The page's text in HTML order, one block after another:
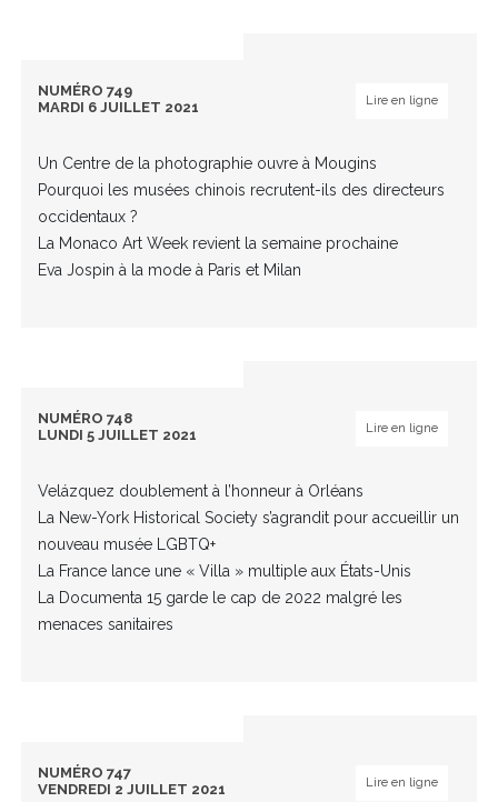
NUMÉRO 749
MARDI 6 JUILLET 2021
Lire en ligne
Un Centre de la photographie ouvre à Mougins
Pourquoi les musées chinois recrutent-ils des directeurs
occidentaux ?
La Monaco Art Week revient la semaine prochaine
Eva Jospin à la mode à Paris et Milan
NUMÉRO 748
LUNDI 5 JUILLET 2021
Lire en ligne
Velázquez doublement à l’honneur à Orléans
La New-York Historical Society s’agrandit pour accueillir un
nouveau musée LGBTQ+
La France lance une « Villa » multiple aux États-Unis
La Documenta 15 garde le cap de 2022 malgré les
menaces sanitaires
NUMÉRO 747
VENDREDI 2 JUILLET 2021
Lire en ligne